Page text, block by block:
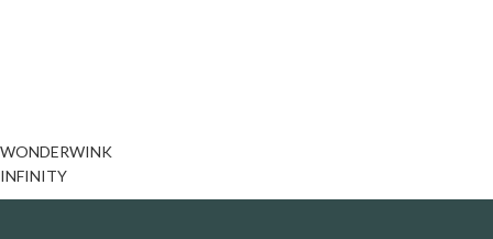
WONDERWINK
INFINITY